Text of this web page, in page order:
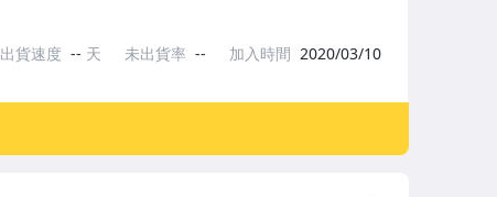
出貨速度 -- 天 未出貨率 -- 加入時間 2020/03/10